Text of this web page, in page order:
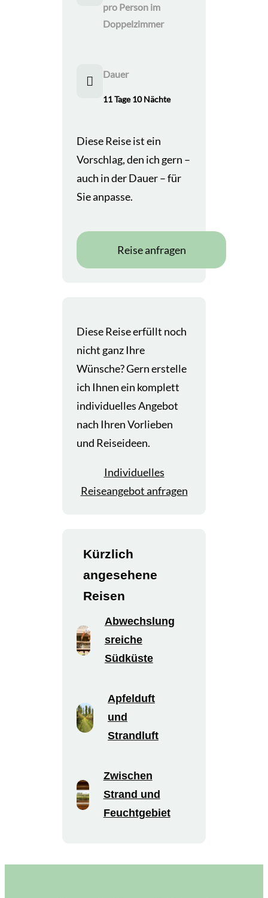
pro Person im
Doppelzimmer
Dauer
11 Tage 10 Nächte
Diese Reise ist ein
Vorschlag, den ich gern –
auch in der Dauer – für
Sie anpasse.
Reise anfragen
Diese Reise erfüllt noch
nicht ganz Ihre
Wünsche? Gern erstelle
ich Ihnen ein komplett
individuelles Angebot
nach Ihren Vorlieben
und Reiseideen.
Individuelles
Reiseangebot anfragen
Kürzlich
angesehene
Reisen
Abwechslung
sreiche
Südküste
Apfelduft
und
Strandluft
Zwischen
Strand und
Feuchtgebiet